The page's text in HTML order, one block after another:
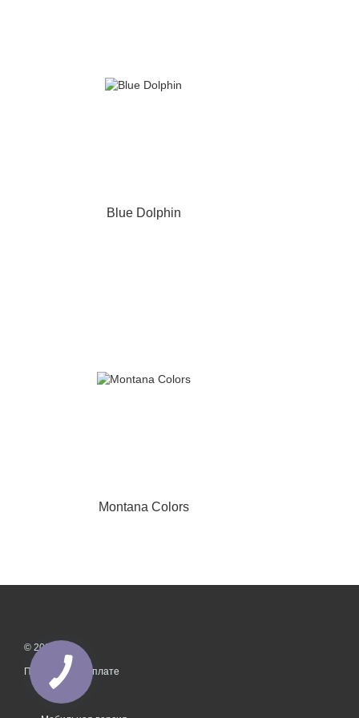
Blue Dolphin
Montana Colors
© 2026
Принимаем к оплате